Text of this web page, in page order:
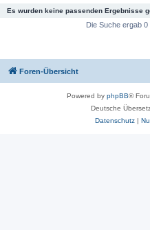
Es wurden keine passenden Ergebnisse
Die Suche ergab 0
Foren-Übersicht
Powered by phpBB®
Deutsche
Datenschutz|